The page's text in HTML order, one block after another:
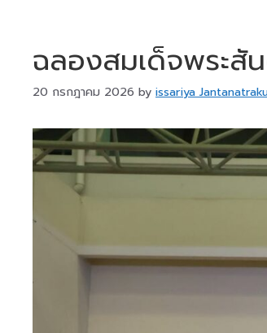
ฉลองสมเด็จพระสัน
20 กรกฎาคม 2026 by issariya